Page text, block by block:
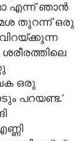
എന്ന് ഞാന്‍
തുറന്ന് ഒരു
ഒരു
പറയണ്ട.’